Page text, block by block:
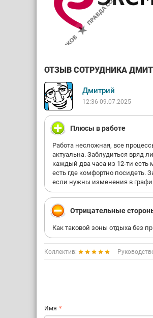
ОТЗЫВ СОТРУДНИКА
Дмитрий
12:36 09.07.2025
Плюсы в работе
Работа несложная, все
актуальна. Заблудиться вряд
каждый два часа из 12-ти
есть где комфортно посидеть.
если нужны изменения в
Отрицательные
Как таковой зоны отдыха без
Коллектив:
Имя